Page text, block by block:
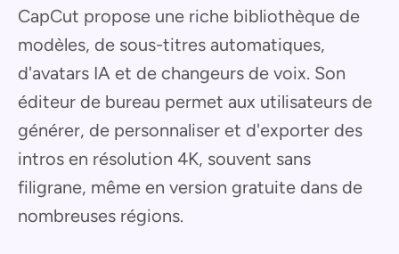
CapCut propose une riche bibliothèque de
modèles, de sous-titres automatiques,
d'avatars IA et de changeurs de voix. Son
éditeur de bureau permet aux utilisateurs de
générer, de personnaliser et d'exporter des
intros en résolution 4K, souvent sans
filigrane, même en version gratuite dans de
nombreuses régions.